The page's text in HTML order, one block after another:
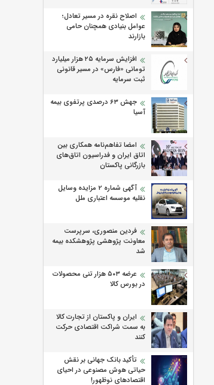
اصلاح نقره در مسیر تعادل؛
عوامل بنیادی همچنان حامی
بازارند
افزایش سرمایه ۲۵ هزار میلیارد
تومانی «فارس» در مسیر قانونی
ثبت سرمایه
جهش ۶۳ درصدی پرتفوی بیمه
آسیا
امضا تفاهم‌نامه همکاری بین
اتاق ایران و فدراسیون اتاق‌های
بازرگانی پاکستان
آگهی شماره 2 مزایده وسایل
نقلیه موسسه اعتباری ملل
فردین منصوری، سرپرست
معاونت پژوهشی پژوهشكده بیمه
شد
عرضه ۵۰۳ هزار تنی محصولات
در بورس کالا
ایران و پاکستان از تجارت کالا
به سمت شراکت اقتصادی حرکت
کنند
تأکید بانک جهانی بر نقش
حیاتی هوش مصنوعی در احیای
اقتصادهای نوظهور!